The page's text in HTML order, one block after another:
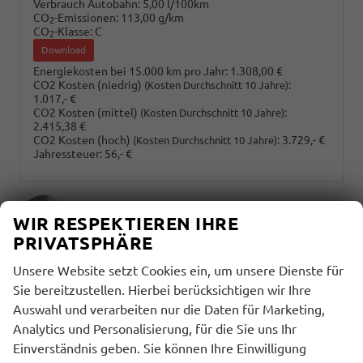
Verbrauch Autobahn: 5,00 l/100km
CO2-Emissionen: 113,00 g/km
CO2-Klasse: C
Download
Energiekosten bei 15.000 km pro Jahr: 1.308,00 €
CO2 Kosten (niedrig) (Kosten Durchschnitt 10 Jahre):
1.017,- €
CO2 Kosten (mittel) (Kosten Durchschnitt 10 Jahre):
2.415,38 €
CO2 Kosten (hoch) (Kosten Durchschnitt 10 Jahre): 3.729,- €
Jahressteuer: 56,- €
Außenfarbe
Smokey Diamond-Silber Metallic
Innenausstattung
Andere
WIR RESPEKTIEREN IHRE
PRIVATSPHÄRE
Unsere Website setzt Cookies ein, um unsere Dienste für
Sie bereitzustellen. Hierbei berücksichtigen wir Ihre
Auswahl und verarbeiten nur die Daten für Marketing,
Analytics und Personalisierung, für die Sie uns Ihr
Einverständnis geben. Sie können Ihre Einwilligung